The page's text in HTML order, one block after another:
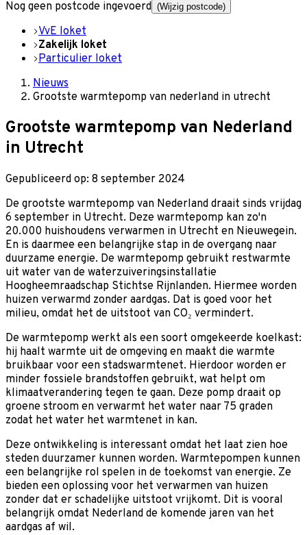
Nog geen postcode ingevoerd (Wijzig postcode)
VvE loket
Zakelijk loket
Particulier loket
Nieuws
Grootste warmtepomp van nederland in utrecht
Grootste warmtepomp van Nederland
in Utrecht
Gepubliceerd op: 8 september 2024
De grootste warmtepomp van Nederland draait sinds vrijdag
6 september in Utrecht. Deze warmtepomp kan zo'n
20.000 huishoudens verwarmen in Utrecht en Nieuwegein.
En is daarmee een belangrijke stap in de overgang naar
duurzame energie. De warmtepomp gebruikt restwarmte
uit water van de waterzuiveringsinstallatie
Hoogheemraadschap Stichtse Rijnlanden. Hiermee worden
huizen verwarmd zonder aardgas. Dat is goed voor het
milieu, omdat het de uitstoot van CO₂ vermindert.
De warmtepomp werkt als een soort omgekeerde koelkast:
hij haalt warmte uit de omgeving en maakt die warmte
bruikbaar voor een stadswarmtenet. Hierdoor worden er
minder fossiele brandstoffen gebruikt, wat helpt om
klimaatverandering tegen te gaan. Deze pomp draait op
groene stroom en verwarmt het water naar 75 graden
zodat het water het warmtenet in kan.
Deze ontwikkeling is interessant omdat het laat zien hoe
steden duurzamer kunnen worden. Warmtepompen kunnen
een belangrijke rol spelen in de toekomst van energie. Ze
bieden een oplossing voor het verwarmen van huizen
zonder dat er schadelijke uitstoot vrijkomt. Dit is vooral
belangrijk omdat Nederland de komende jaren van het
aardgas af wil.